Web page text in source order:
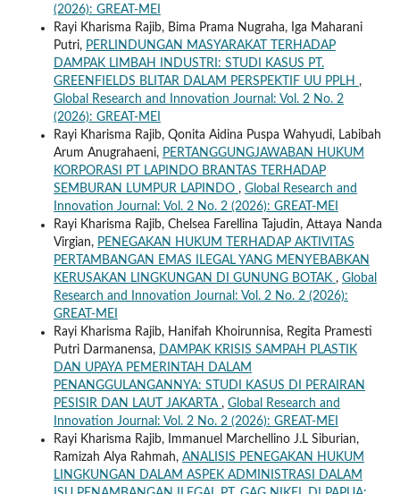
(2026): GREAT-MEI
Rayi Kharisma Rajib, Bima Prama Nugraha, Iga Maharani
Putri, PERLINDUNGAN MASYARAKAT TERHADAP
DAMPAK LIMBAH INDUSTRI: STUDI KASUS PT.
GREENFIELDS BLITAR DALAM PERSPEKTIF UU PPLH ,
Global Research and Innovation Journal: Vol. 2 No. 2
(2026): GREAT-MEI
Rayi Kharisma Rajib, Qonita Aidina Puspa Wahyudi, Labibah
Arum Anugrahaeni, PERTANGGUNGJAWABAN HUKUM
KORPORASI PT LAPINDO BRANTAS TERHADAP
SEMBURAN LUMPUR LAPINDO , Global Research and
Innovation Journal: Vol. 2 No. 2 (2026): GREAT-MEI
Rayi Kharisma Rajib, Chelsea Farellina Tajudin, Attaya Nanda
Virgian, PENEGAKAN HUKUM TERHADAP AKTIVITAS
PERTAMBANGAN EMAS ILEGAL YANG MENYEBABKAN
KERUSAKAN LINGKUNGAN DI GUNUNG BOTAK , Global
Research and Innovation Journal: Vol. 2 No. 2 (2026):
GREAT-MEI
Rayi Kharisma Rajib, Hanifah Khoirunnisa, Regita Pramesti
Putri Darmanensa,
DAMPAK KRISIS SAMPAH PLASTIK
DAN UPAYA PEMERINTAH DALAM
PENANGGULANGANNYA: STUDI KASUS DI PERAIRAN
PESISIR DAN LAUT JAKARTA , Global Research and
Innovation Journal: Vol. 2 No. 2 (2026): GREAT-MEI
Rayi Kharisma Rajib, Immanuel Marchellino J.L Siburian,
Ramizah Alya Rahmah, ANALISIS PENEGAKAN HUKUM
LINGKUNGAN DALAM ASPEK ADMINISTRASI DALAM